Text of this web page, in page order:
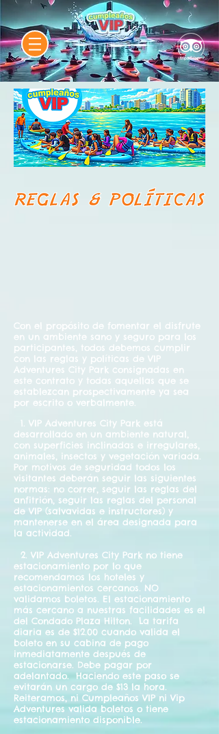
Con el propósito de fomentar el disfrute
en un ambiente sano y seguro para los
participantes, todos debemos cumplir
con las reglas y políticas de VIP
Adventures City Park consignadas en
este contrato y todas aquellas que se
establezcan prospectivamente ya sea
por escrito o verbalmente.
1. VIP Adventures City Park está
desarrollado en un ambiente natural,
con superficies inclinadas e irregulares,
animales, insectos y vegetación variada.
Por motivos de seguridad todos los
visitantes deberán seguir las siguientes
normas: no correr, seguir las reglas del
anfitrión, seguir las reglas del personal
de VIP (salvavidas e instructores) y
mantenerse en el área designada para
la actividad.
2. VIP Adventures City Park no tiene
estacionamiento por lo que
recomendamos los hoteles y
estacionamientos cercanos. NO
validamos boletos. El estacionamiento
más cercano a nuestras facilidades es el
del Condado Plaza Hilton. La tarifa
diaria es de $12.00 cuando valida el
boleto en su cabina de pago
inmediatamente después de
estacionarse. Debe pagar por
adelantado. Haciendo este paso se
evitarán un cargo de $13 la hora.
Reiteramos, ni Cumpleaños VIP ni Vip
Adventures valida boletos o tiene
estacionamiento disponible.